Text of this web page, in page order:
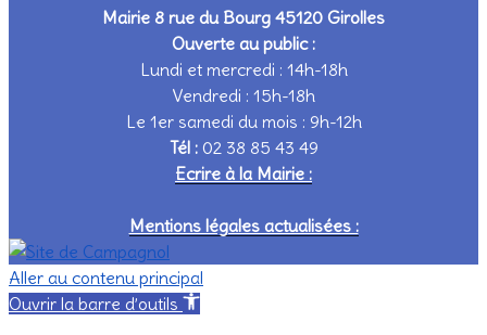
Mairie 8 rue du Bourg 45120 Girolles
Ouverte au public :
Lundi et mercredi : 14h-18h
Vendredi : 15h-18h
Le 1er samedi du mois : 9h-12h
Tél :02 38 85 43 49
Ecrire à la Mairie :
Mentions légales actualisées :
Aller au contenu principal
Ouvrir la barre d’outils